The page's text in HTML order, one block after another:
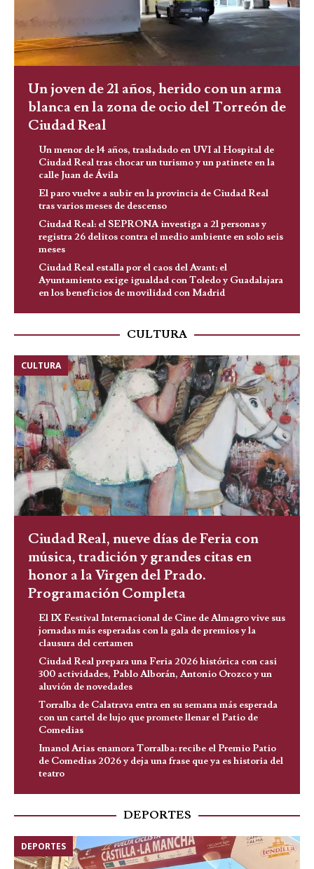
Un joven de 21 años, herido con un arma
blanca en la zona de ocio del Torreón de
Ciudad Real
Un menor de 14 años, trasladado en UVI al Hospital de
Ciudad Real tras chocar un turismo y un patinete en la
calle Juan de Ávila
El paro vuelve a subir en la provincia de Ciudad Real
tras varios meses de descenso
Ciudad Real: el SEPRONA investiga a 21 personas y
registra 26 delitos contra el medio ambiente en solo seis
meses
Ciudad Real estalla por el caos del Avant: el
Ayuntamiento exige igualdad con Toledo y Guadalajara
en los beneficios de movilidad con Madrid
CULTURA
CULTURA
Ciudad Real, nueve días de Feria con
música, tradición y grandes citas en
honor a la Virgen del Prado.
Programación Completa
El IX Festival Internacional de Cine de Almagro vive sus
jornadas más esperadas con la gala de premios y la
clausura del certamen
Ciudad Real prepara una Feria 2026 histórica con casi
300 actividades, Pablo Alborán, Antonio Orozco y un
aluvión de novedades
Torralba de Calatrava entra en su semana más esperada
con un cartel de lujo que promete llenar el Patio de
Comedias
Imanol Arias enamora Torralba: recibe el Premio Patio
de Comedias 2026 y deja una frase que ya es historia del
teatro
DEPORTES
DEPORTES